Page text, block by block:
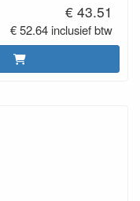
€ 43.51
€ 52.64 inclusief btw